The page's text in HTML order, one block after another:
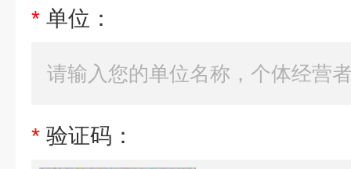
* 单位：
* 验证码：